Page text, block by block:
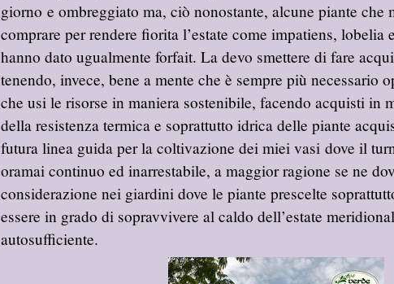
giorno e ombreggiato ma, ciò nonostante, alcune piante che
comprare per rendere fiorita l’estate come impatiens, lobelia
hanno dato ugualmente forfait. La devo smettere di fare
tenendo, invece, bene a mente che è sempre più necessario
che usi le risorse in maniera sostenibile, facendo acquisti in
della resistenza termica e soprattutto idrica delle piante
futura linea guida per la coltivazione dei miei vasi dove il
oramai continuo ed inarrestabile, a maggior ragione se ne
considerazione nei giardini dove le piante prescelte
essere in grado di sopravvivere al caldo dell’estate
autosufficiente.